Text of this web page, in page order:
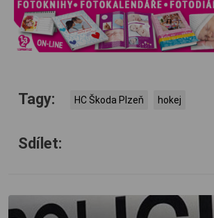
Tagy: HC Škoda Plzeň hokej
Sdílet: